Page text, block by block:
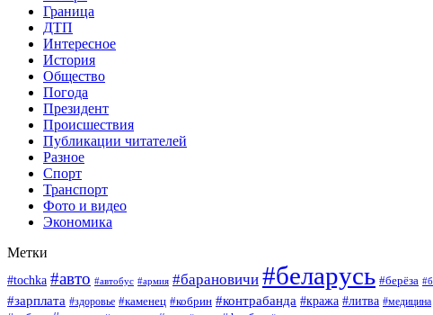
Граница
ДТП
Интересное
История
Общество
Погода
Президент
Происшествия
Публикации читателей
Разное
Спорт
Транспорт
Фото и видео
Экономика
Метки
#tochka #авто #автобус #армия #барановичи #беларусь #берёза
#зарплата #здоровье #каменец #кобрин #контрабанда #кража #литва #медицина